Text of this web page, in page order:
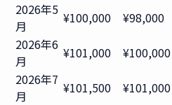
2026年5
月
¥100,000 ¥98,000
2026年6
月
¥101,000 ¥100,000
2026年7
月
¥101,500 ¥101,000